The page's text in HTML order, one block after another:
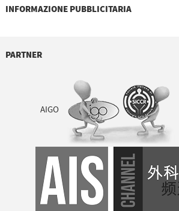
INFORMAZIONE PUBBLICITARIA
PARTNER
AIGO